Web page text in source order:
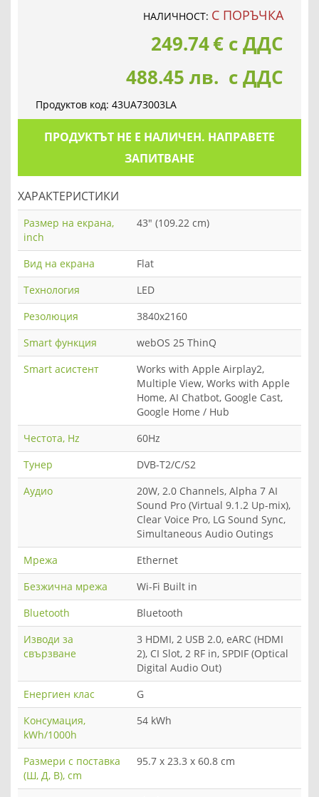
НАЛИЧНОСТ: С ПОРЪЧКА
249.74€ с ДДС
488.45 лв. с ДДС
Продуктов код: 43UA73003LA
ПРОДУКТЪТ НЕ Е НАЛИЧЕН. НАПРАВЕТЕ
ЗАПИТВАНЕ
ХАРАКТЕРИСТИКИ
Размер на екрана,
inch
43" (109.22 cm)
Вид на екрана
Flat
Технология
LED
Резолюция
3840x2160
Smart функция
webOS 25 ThinQ
Smart асистент
Works with Apple Airplay2,
Multiple View, Works with Apple
Home, AI Chatbot, Google Cast,
Google Home / Hub
Честота, Hz
60Hz
Тунер
DVB-T2/C/S2
Аудио
20W, 2.0 Channels, Alpha 7 AI
Sound Pro (Virtual 9.1.2 Up-mix),
Clear Voice Pro, LG Sound Sync,
Simultaneous Audio Outings
Мрежа
Ethernet
Безжична мрежа
Wi-Fi Built in
Bluetooth
Bluetooth
Изводи за
свързване
3 HDMI, 2 USB 2.0, eARC (HDMI
2), CI Slot, 2 RF in, SPDIF (Optical
Digital Audio Out)
Енергиен клас
G
Консумация,
kWh/1000h
54 kWh
Размери с поставка
(Ш, Д, В), cm
95.7 x 23.3 x 60.8 cm